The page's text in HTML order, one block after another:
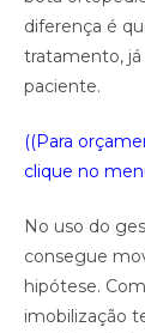
diferença é
tratamento, já
paciente.
((Para
clique no
No uso do
consegue
hipótese.
imobilização